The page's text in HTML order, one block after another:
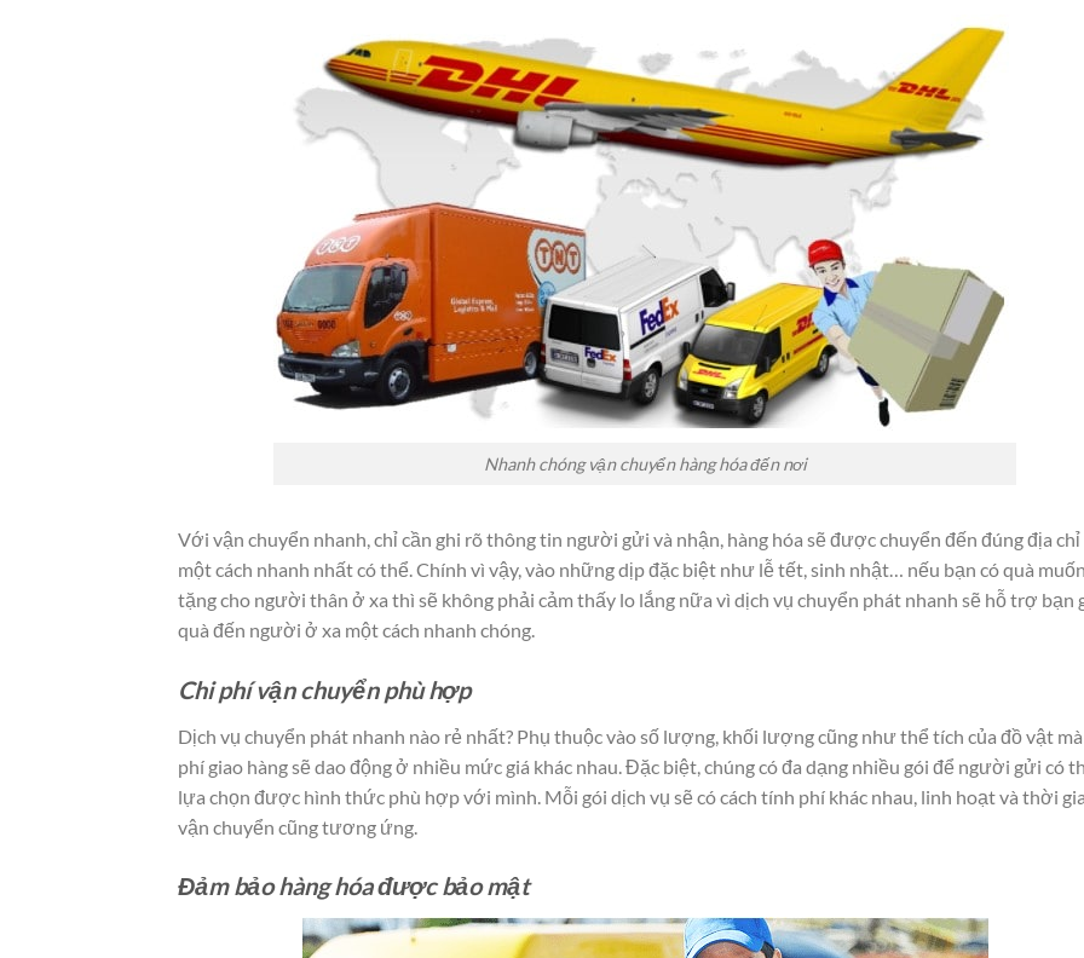
Nhanh chóng vận chuyển hàng hóa đến nơi
Với vận chuyển nhanh, chỉ cần ghi rõ thông tin người gửi và nhận, hàng hóa sẽ được chuyển đến đúng địa chỉ
một cách nhanh nhất có thể. Chính vì vậy, vào những dịp đặc biệt như lễ tết, sinh nhật… nếu bạn có quà
tặng cho người thân ở xa thì sẽ không phải cảm thấy lo lắng nữa vì dịch vụ chuyển phát nhanh sẽ hỗ trợ bạn
quà đến người ở xa một cách nhanh chóng.
Chi phí vận chuyển phù hợp
Dịch vụ chuyển phát nhanh nào rẻ nhất? Phụ thuộc vào số lượng, khối lượng cũng như thể tích của đồ vật
phí giao hàng sẽ dao động ở nhiều mức giá khác nhau. Đặc biệt, chúng có đa dạng nhiều gói để người gửi có
lựa chọn được hình thức phù hợp với mình. Mỗi gói dịch vụ sẽ có cách tính phí khác nhau, linh hoạt và thời
vận chuyển cũng tương ứng.
Đảm bảo hàng hóa được bảo mật